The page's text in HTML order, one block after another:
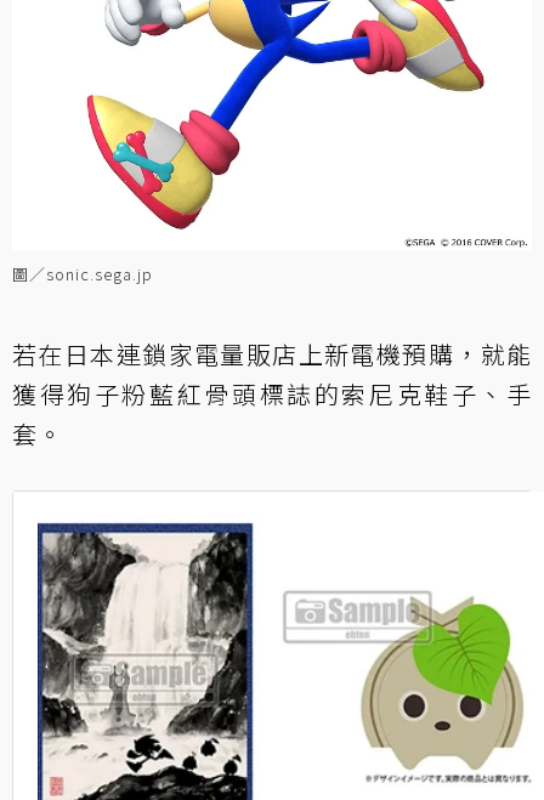
圖／sonic.sega.jp
若在日本連鎖家電量販店上新電機預購，就能
獲得狗子粉藍紅骨頭標誌的索尼克鞋子、手
套。